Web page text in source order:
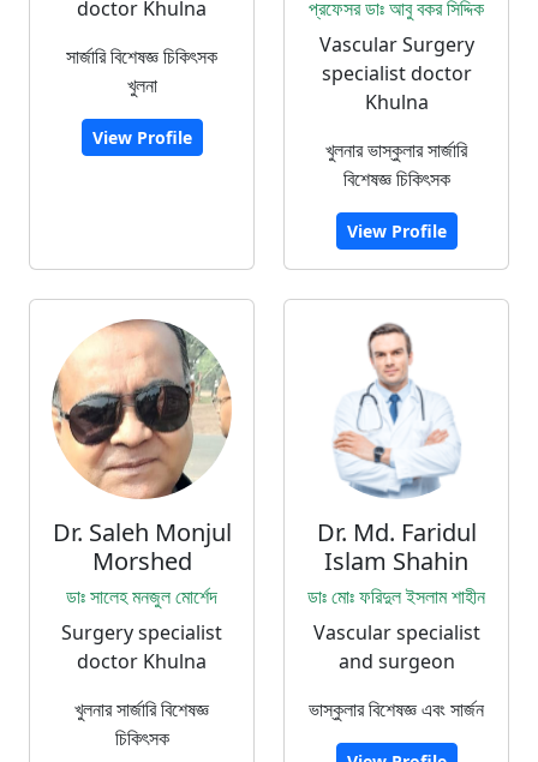
doctor Khulna
সার্জারি বিশেষজ্ঞ চিকিৎসক
খুলনা
View Profile
প্রফেসর ডাঃ আবু বকর সিদ্দিক
Vascular Surgery
specialist doctor
Khulna
খুলনার ভাস্কুলার সার্জারি
বিশেষজ্ঞ চিকিৎসক
View Profile
Dr. Saleh Monjul
Morshed
ডাঃ সালেহ মনজুল মোর্শেদ
Surgery specialist
doctor Khulna
খুলনার সার্জারি বিশেষজ্ঞ
চিকিৎসক
Dr. Md. Faridul
Islam Shahin
ডাঃ মোঃ ফরিদুল ইসলাম শাহীন
Vascular specialist
and surgeon
ভাস্কুলার বিশেষজ্ঞ এবং সার্জন